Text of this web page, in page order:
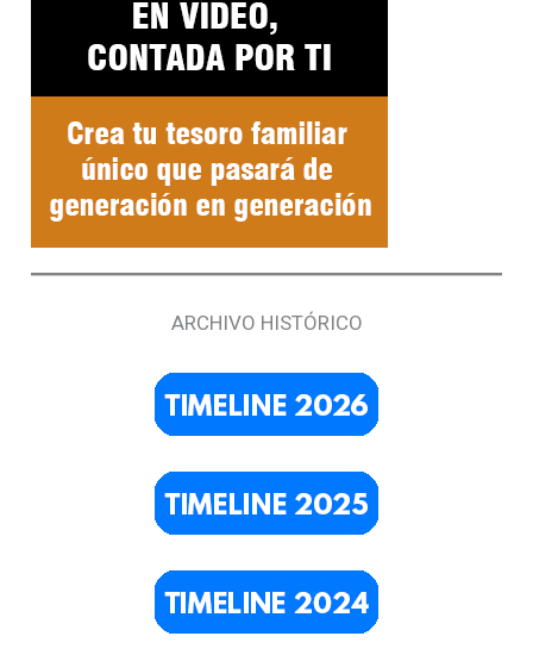
ARCHIVO HISTÓRICO